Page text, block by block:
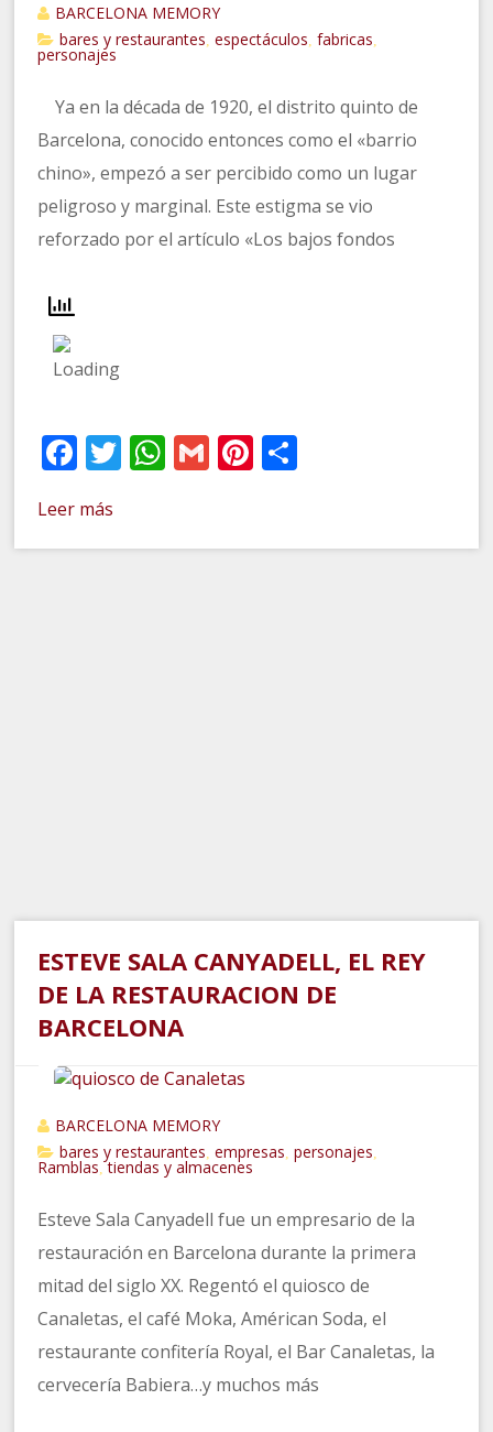
BARCELONA MEMORY
bares y restaurantes
,espectáculos ,fabricas
personajes
Ya en la década de 1920, el distrito quinto de
Barcelona, conocido entonces como el «barrio
chino», empezó a ser percibido como un lugar
peligroso y marginal. Este estigma se vio
reforzado por el artículo «Los bajos fondos
Facebook
Twitter
WhatsApp
GmailPinterest
Leer más
ESTEVE SALA CANYADELL, EL REY
DE LA RESTAURACION DE
BARCELONA
BARCELONA MEMORY
bares y restaurantes
,empresas ,personajes
Ramblas ,tiendas y almacenes
Esteve Sala Canyadell fue un empresario de la
restauración en Barcelona durante la primera
mitad del siglo XX. Regentó el quiosco de
Canaletas, el café Moka, Américan Soda, el
restaurante confitería Royal, el Bar Canaletas, la
cervecería Babiera…y muchos más